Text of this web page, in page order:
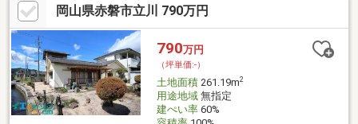
岡山県赤磐市立川 790万円
790万円
（坪単価:-）
土地面積261.19m2
用途地域無指定
建ぺい率60%